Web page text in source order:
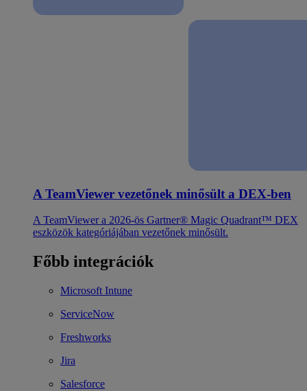
A TeamViewer vezetőnek minősült a DEX-ben
A TeamViewer a 2026-ös Gartner® Magic Quadrant™ DEX
eszközök kategóriájában vezetőnek minősült.
Főbb integrációk
Microsoft Intune
ServiceNow
Freshworks
Jira
Salesforce